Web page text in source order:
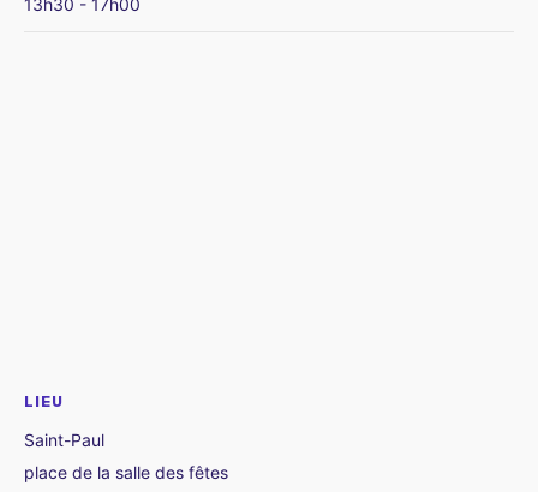
13h30 - 17h00
LIEU
Saint-Paul
place de la salle des fêtes